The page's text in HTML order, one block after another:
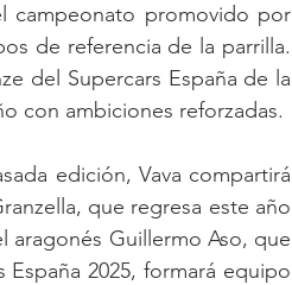
campeonato promovido por
de referencia de la parrilla.
del Supercars España de la
con ambiciones reforzadas.
edición, Vava compartirá
que regresa este año
aragonés Guillermo Aso, que
2025, formará equipo